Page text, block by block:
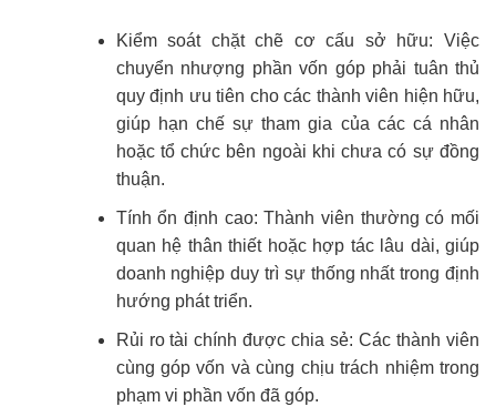
Kiểm soát chặt chẽ cơ cấu sở hữu: Việc
chuyển nhượng phần vốn góp phải tuân thủ
quy định ưu tiên cho các thành viên hiện hữu,
giúp hạn chế sự tham gia của các cá nhân
hoặc tổ chức bên ngoài khi chưa có sự đồng
thuận.
Tính ổn định cao: Thành viên thường có mối
quan hệ thân thiết hoặc hợp tác lâu dài, giúp
doanh nghiệp duy trì sự thống nhất trong định
hướng phát triển.
Rủi ro tài chính được chia sẻ: Các thành viên
cùng góp vốn và cùng chịu trách nhiệm trong
phạm vi phần vốn đã góp.